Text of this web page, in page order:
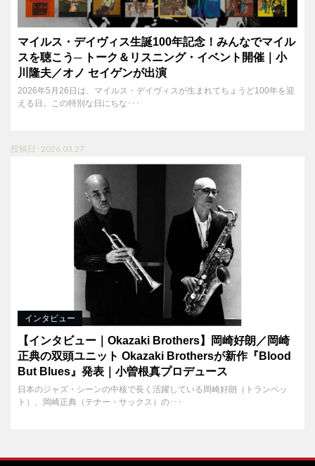
マイルス・デイヴィス生誕100年記念！みんなでマイル
スを聴こう─ トーク＆リスニング・イベント開催｜小
川隆夫／オノ セイゲンが出演
2026年5月26日は、マイルス・デイヴィスが生まれてちょうど100年を迎
える日。この特別な日にちな･･･
投稿日 : 2026.03.27
インタビュー
【インタビュー｜Okazaki Brothers】岡崎好朗／岡崎
正典の双頭ユニット Okazaki Brothersが新作『Blood
But Blues』発表｜小曽根真プロデュース
日本のジャズ・シーンの中核で長く活躍している岡崎好朗（トランペッ
ト）、岡崎正典（テナー・サックス）の･･･